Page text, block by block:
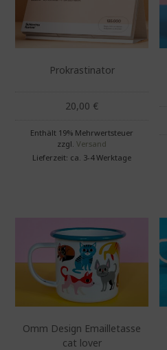
Prokrastinator
20,00 €
Enthält 19% Mehrwertsteuer
zzgl.Versand
Lieferzeit: ca. 3-4 Werktage
Omm Design Emailletasse
cat lover